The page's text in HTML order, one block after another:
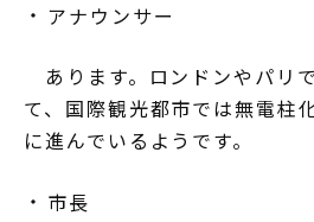
アナウンサー
あります。ロンドンやパリ
て、国際観光都市では無電柱
に進んでいるようです。
市長